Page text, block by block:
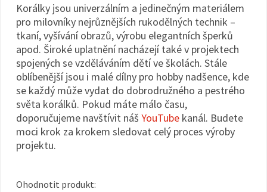
Korálky jsou univerzálním a jedinečným materiálem
pro milovníky nejrůznějších rukodělných technik –
tkaní, vyšívání obrazů, výrobu elegantních šperků
apod. Široké uplatnění nacházejí také v projektech
spojených se vzděláváním dětí ve školách. Stále
oblíbenější jsou i malé dílny pro hobby nadšence, kde
se každý může vydat do dobrodružného a pestrého
světa korálků. Pokud máte málo času,
doporučujeme navštívit náš YouTube kanál. Budete
moci krok za krokem sledovat celý proces výroby
projektu.
Ohodnotit produkt: